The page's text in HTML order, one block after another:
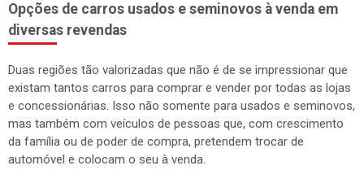
Opções de carros usados e seminovos à venda em
diversas revendas
Duas regiões tão valorizadas que não é de se impressionar que
existam tantos carros para comprar e vender por todas as lojas
e concessionárias. Isso não somente para usados e seminovos,
mas também com veículos de pessoas que, com crescimento
da família ou de poder de compra, pretendem trocar de
automóvel e colocam o seu à venda.